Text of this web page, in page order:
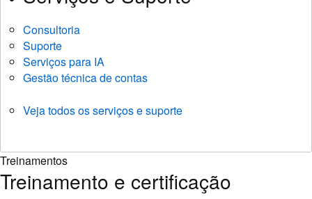
Consultoria
Suporte
Serviços para IA
Gestão técnica de contas
Veja todos os serviços e suporte
Treinamentos
Treinamento e certificação